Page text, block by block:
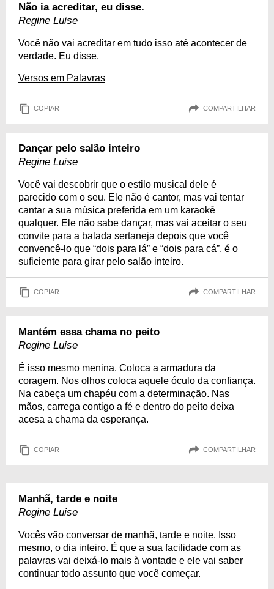
Não ia acreditar, eu disse.
Regine Luise
Você não vai acreditar em tudo isso até acontecer de
verdade. Eu disse.
Versos em Palavras
COPIAR COMPARTILHAR
Dançar pelo salão inteiro
Regine Luise
Você vai descobrir que o estilo musical dele é
parecido com o seu. Ele não é cantor, mas vai tentar
cantar a sua música preferida em um karaokê
qualquer. Ele não sabe dançar, mas vai aceitar o seu
convite para a balada sertaneja depois que você
convencê-lo que “dois para lá” e “dois para cá”, é o
suficiente para girar pelo salão inteiro.
COPIAR COMPARTILHAR
Mantém essa chama no peito
Regine Luise
É isso mesmo menina. Coloca a armadura da
coragem. Nos olhos coloca aquele óculo da confiança.
Na cabeça um chapéu com a determinação. Nas
mãos, carrega contigo a fé e dentro do peito deixa
acesa a chama da esperança.
COPIAR COMPARTILHAR
Manhã, tarde e noite
Regine Luise
Vocês vão conversar de manhã, tarde e noite. Isso
mesmo, o dia inteiro. É que a sua facilidade com as
palavras vai deixá-lo mais à vontade e ele vai saber
continuar todo assunto que você começar.